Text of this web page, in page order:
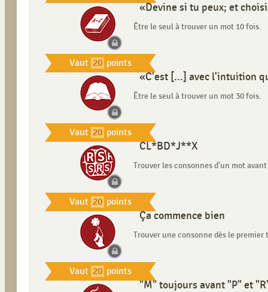
Vaut 20 points
«Devine si tu peux; et
Être le seul à trouver un mot 10 fois.
Vaut 20 points
«C'est [...] avec l'intuition
Être le seul à trouver un mot 30 fois.
Vaut 20 points
CL*BD*J**X
Trouver les consonnes d'un mot
Vaut 20 points
Ça commence bien
Trouver une consonne dès le premier
"M" toujours avant "P" et